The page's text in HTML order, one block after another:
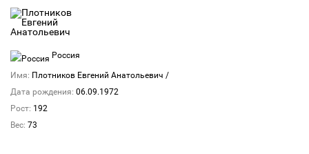
Россия
Имя: Плотников Евгений Анатольевич /
Дата рождения: 06.09.1972
Рост: 192
Вес: 73